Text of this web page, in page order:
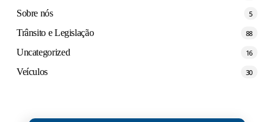
Sobre nós 5
Trânsito e Legislação 88
Uncategorized 16
Veículos 30